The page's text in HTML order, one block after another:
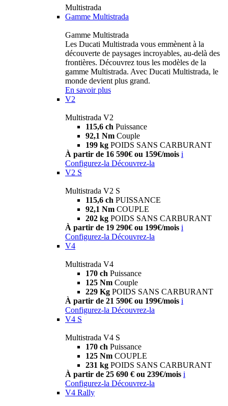
Multistrada
Gamme Multistrada
Gamme Multistrada
Les Ducati Multistrada vous emmènent à la
découverte de paysages incroyables, au-delà des
frontières. Découvrez tous les modèles de la
gamme Multistrada. Avec Ducati Multistrada, le
monde devient plus grand.
En savoir plus
V2
Multistrada V2
115,6 ch Puissance
92,1 Nm Couple
199 kg POIDS SANS CARBURANT
À partir de 16 590€ ou 159€/mois i
Configurez-la Découvrez-la
V2 S
Multistrada V2 S
115,6 ch PUISSANCE
92,1 Nm COUPLE
202 kg POIDS SANS CARBURANT
À partir de 19 290€ ou 199€/mois i
Configurez-la Découvrez-la
V4
Multistrada V4
170 ch Puissance
125 Nm Couple
229 Kg POIDS SANS CARBURANT
À partir de 21 590€ ou 199€/mois i
Configurez-la Découvrez-la
V4 S
Multistrada V4 S
170 ch Puissance
125 Nm COUPLE
231 kg POIDS SANS CARBURANT
À partir de 25 690 € ou 239€/mois i
Configurez-la Découvrez-la
V4 Rally